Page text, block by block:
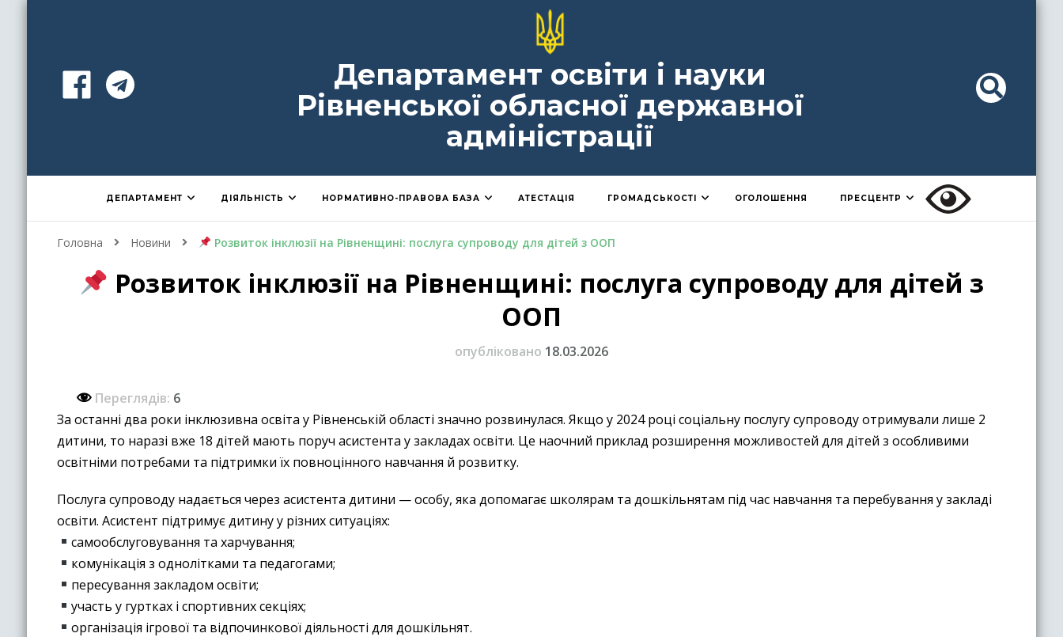
Департамент освіти і науки
Рівненської обласної державної
адміністрації
ДЕПАРТАМЕНТ ДІЯЛЬНІСТЬ НОРМАТИВНО-ПРАВОВА БАЗА АТЕСТАЦІЯ ГРОМАДСЬКОСТІ ОГОЛОШЕННЯ ПРЕСЦЕНТР
Головна Новини Розвиток інклюзії на Рівненщині: послуга супроводу для дітей з ООП
Розвиток інклюзії на Рівненщині: послуга супроводу для дітей з
ООП
опубліковано 18.03.2026
Переглядів: 6
За останні два роки інклюзивна освіта у Рівненській області значно розвинулася. Якщо у 2024 році соціальну послугу супроводу отримували лише 2
дитини, то наразі вже 18 дітей мають поруч асистента у закладах освіти. Це наочний приклад розширення можливостей для дітей з особливими
освітніми потребами та підтримки їх повноцінного навчання й розвитку.
Послуга супроводу надається через асистента дитини — особу, яка допомагає школярам та дошкільнятам під час навчання та перебування у закладі
освіти. Асистент підтримує дитину у різних ситуаціях:
самообслуговування та харчування;
комунікація з однолітками та педагогами;
пересування закладом освіти;
участь у гуртках і спортивних секціях;
організація ігрової та відпочинкової діяльності для дошкільнят.